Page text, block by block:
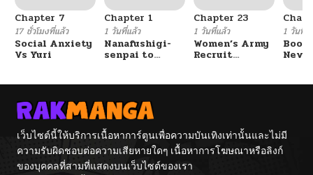
Chapter 7
17 ชั่วโมงที่แล้ว
Social Anxiety
Vs Yuri
Chapter 1
1 วันที่แล้ว
Nanafushigi-
senpai to
Chapter 23
1 วันที่แล้ว
Women’s Army
Recruit
1 วันที่แ
เว็บไซต์นี้ให้บริการเนื้อหาการ์ตูนเพื่อความบันเทิงเท่านั้นและไม่มี
ความรับผิดชอบต่อความเสียหายใดๆ เนื้อหาการโฆษณาหรือลิงก์
ของบุคคลที่สามที่แสดงบนเว็บไซต์ของเรา